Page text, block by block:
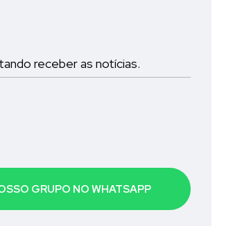
receber as notícias.
GRUPO NO WHATSAPP